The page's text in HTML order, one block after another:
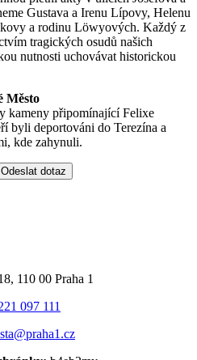
Gustava a Irenu Lípovy, Helenu
a rodinu Löwyových. Každý z
tragických osudů našich
nutnosti uchovávat historickou
Město
kameny připomínající Felixe
byli deportováni do Terezína a
kde zahynuli.
Odeslat dotaz
110 00 Praha 1
097 111